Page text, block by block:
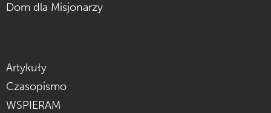
Dom dla Misjonarzy
Artykuły
Czasopismo
WSPIERAM